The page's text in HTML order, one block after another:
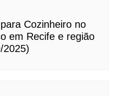
Cozinheiro no
em Recife e região
2025)